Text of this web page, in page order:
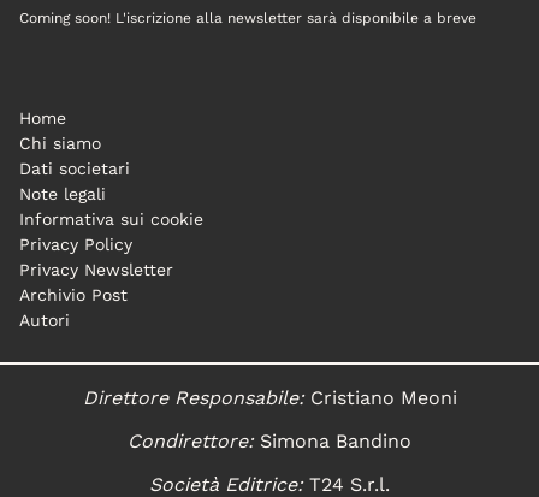
Coming soon! L'iscrizione alla newsletter sarà disponibile a breve
Home
Chi siamo
Dati societari
Note legali
Informativa sui cookie
Privacy Policy
Privacy Newsletter
Archivio Post
Autori
Direttore Responsabile:Cristiano Meoni
Condirettore:Simona Bandino
Società Editrice:T24 S.r.l.